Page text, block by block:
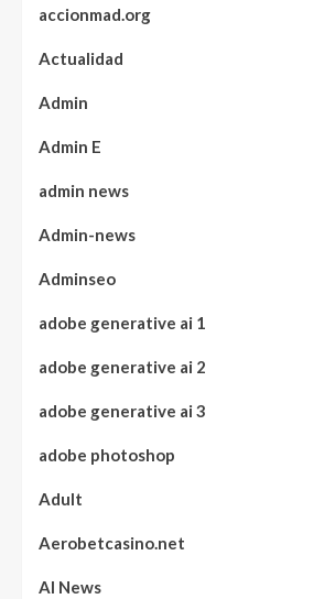
accionmad.org
Actualidad
Admin
Admin E
admin news
Admin-news
Adminseo
adobe generative ai 1
adobe generative ai 2
adobe generative ai 3
adobe photoshop
Adult
Aerobetcasino.net
AI News